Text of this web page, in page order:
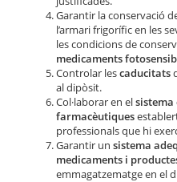
Garantir la conservació
l’armari frigorífic en les
les condicions de
medicaments
Controlar lescaducitats
al dipòsit.
Col·laborar en elsistema
farmacèutiques
professionals que hi
Garantir un sistema
medicaments i
emmagatzematge en el